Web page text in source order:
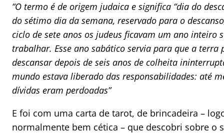
“O termo é de origem judaica e significa “dia do
do sétimo dia da semana, reservado para o
ciclo de sete anos os judeus ficavam um ano inteiro
trabalhar. Esse ano sabático servia para que a terra
descansar depois de seis anos de colheita
mundo estava liberado das responsabilidades: até
dívidas eram perdoadas”
E foi com uma carta de tarot, de brincadeira –
normalmente bem cética – que descobri sobre o